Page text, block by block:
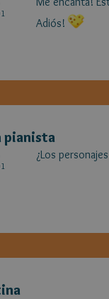
Adiós!
pianista
¿Los